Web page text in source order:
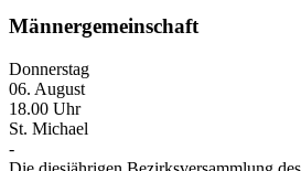
Männergemeinschaft
Donnerstag
06. August
18.00 Uhr
St. Michael
-